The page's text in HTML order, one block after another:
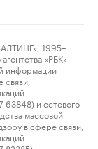
1995–
«РБК»
информации
и сетевого
массовой
в сфере связи,